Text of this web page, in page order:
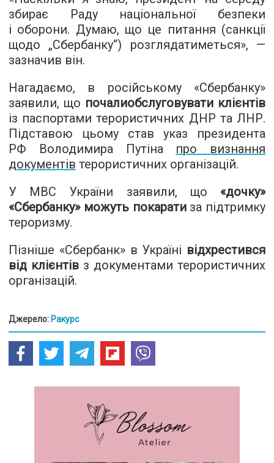
збирає Раду національної безпеки
і оборони. Думаю, що це питання (санкції
щодо „Сбербанку“) розглядатиметься», —
зазначив він.
Нагадаємо, в російському «Сбербанку»
заявили, що почалиобслуговувати клієнтів
із паспортами терористичних ДНР та ЛНР.
Підставою цьому став указ президента
РФ Володимира Путіна про визнання
документів терористичних організацій.
У МВС України заявили, що «дочку»
«Сбербанку» можуть покаратиза підтримку
тероризму.
Пізніше «Сбербанк» в Україні відхрестився
від клієнтів з документами терористичних
організацій.
Джерело: Ракурс